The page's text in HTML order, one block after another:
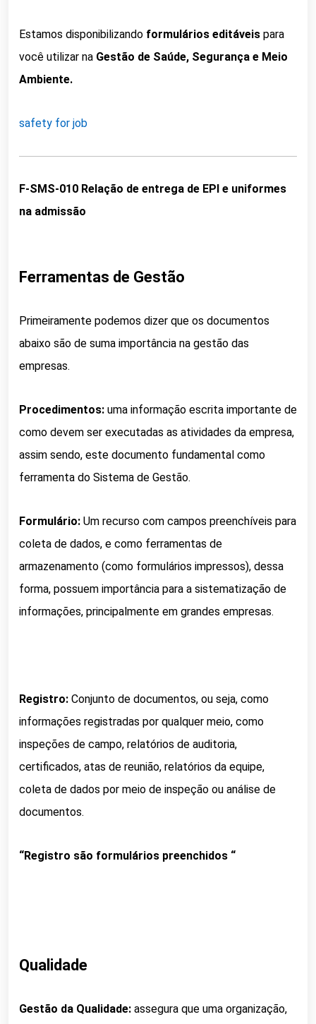
Estamos disponibilizando formulários editáveis para
você utilizar na Gestão de Saúde, Segurança e Meio
Ambiente.
safety for job
F-SMS-010 Relação de entrega de EPI e uniformes
na admissão
Ferramentas de Gestão
Primeiramente podemos dizer que os documentos
abaixo são de suma importância na gestão das
empresas.
Procedimentos: uma informação escrita importante de
como devem ser executadas as atividades da empresa,
assim sendo, este documento fundamental como
ferramenta do Sistema de Gestão.
Formulário: Um recurso com campos preenchíveis para
coleta de dados, e como ferramentas de
armazenamento (como formulários impressos), dessa
forma, possuem importância para a sistematização de
informações, principalmente em grandes empresas.
Registro: Conjunto de documentos, ou seja, como
informações registradas por qualquer meio, como
inspeções de campo, relatórios de auditoria,
certificados, atas de reunião, relatórios da equipe,
coleta de dados por meio de inspeção ou análise de
documentos.
“Registro são formulários preenchidos “
Qualidade
Gestão da Qualidade: assegura que uma organização,